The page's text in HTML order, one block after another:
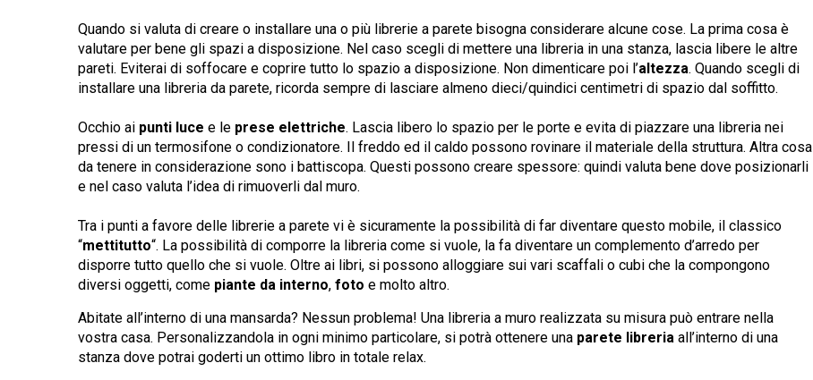
Quando si valuta di creare o installare una o più librerie a parete bisogna considerare alcune cose. La prima cosa è
valutare per bene gli spazi a disposizione. Nel caso scegli di mettere una libreria in una stanza, lascia libere le altre
pareti. Eviterai di soffocare e coprire tutto lo spazio a disposizione. Non dimenticare poi l’altezza. Quando scegli di
installare una libreria da parete, ricorda sempre di lasciare almeno dieci/quindici centimetri di spazio dal soffitto.
Occhio ai punti luce e le prese elettriche. Lascia libero lo spazio per le porte e evita di piazzare una libreria nei
pressi di un termosifone o condizionatore. Il freddo ed il caldo possono rovinare il materiale della struttura. Altra cosa
da tenere in considerazione sono i battiscopa. Questi possono creare spessore: quindi valuta bene dove posizionarli
e nel caso valuta l’idea di rimuoverli dal muro.
Tra i punti a favore delle librerie a parete vi è sicuramente la possibilità di far diventare questo mobile, il classico
“mettitutto“. La possibilità di comporre la libreria come si vuole, la fa diventare un complemento d’arredo per
disporre tutto quello che si vuole. Oltre ai libri, si possono alloggiare sui vari scaffali o cubi che la compongono
diversi oggetti, come piante da interno, foto e molto altro.
Abitate all’interno di una mansarda? Nessun problema! Una libreria a muro realizzata su misura può entrare nella
vostra casa. Personalizzandola in ogni minimo particolare, si potrà ottenere una parete libreria all’interno di una
stanza dove potrai goderti un ottimo libro in totale relax.